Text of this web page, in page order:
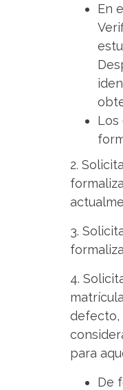
En
Los
2.
3.
4.
defecto,
para
De